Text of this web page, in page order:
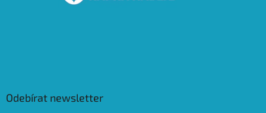
Odebírat newsletter